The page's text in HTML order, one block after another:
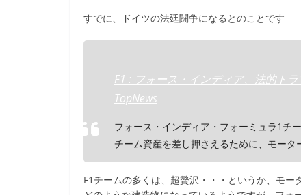
すでに、ドイツの法廷闘争になるとのことです
F1 : フォース・インディア、法的ト
TopNews
フォース・インディア・フォーミュラ1チ
チーム資産を差し押さえるために、モータ
F1チームの多くは、超贅沢・・・というか、モ